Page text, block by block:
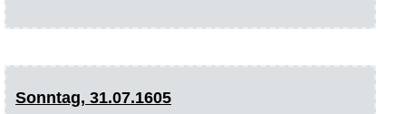
Sonntag, 31.07.1605